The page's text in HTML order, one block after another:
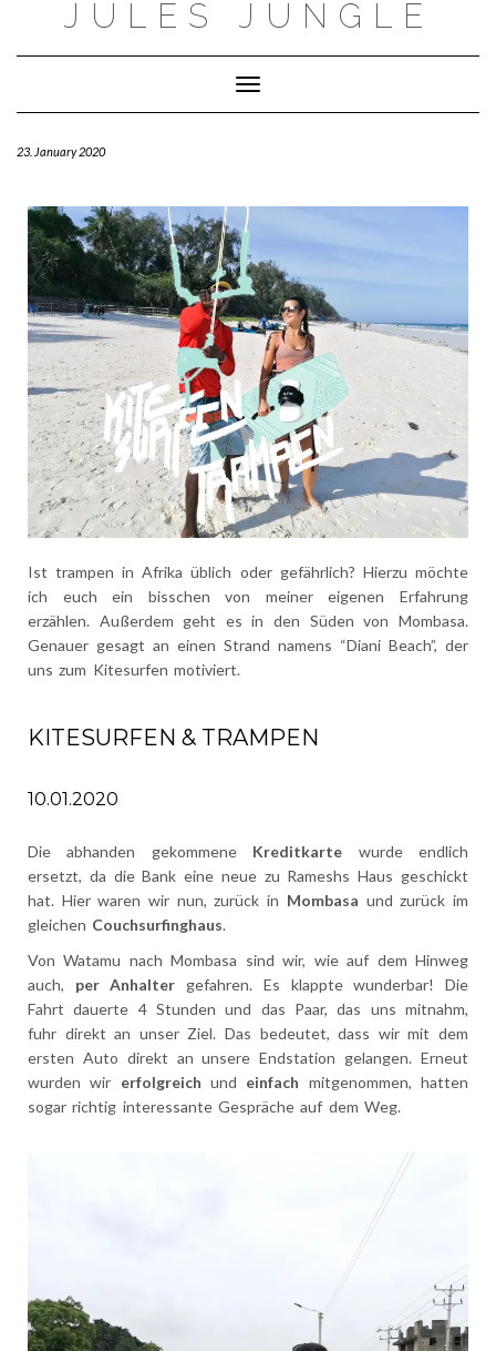
JULES JUNGLE
Toggle Navigation
23. January 2020
Ist trampen in Afrika üblich oder gefährlich? Hierzu möchte
ich euch ein bisschen von meiner eigenen Erfahrung
erzählen. Außerdem geht es in den Süden von Mombasa.
Genauer gesagt an einen Strand namens “Diani Beach”, der
uns zum Kitesurfen motiviert.
KITESURFEN & TRAMPEN
10.01.2020
Die abhanden gekommene Kreditkarte wurde endlich
ersetzt, da die Bank eine neue zu Rameshs Haus geschickt
hat. Hier waren wir nun, zurück in Mombasa und zurück im
gleichen Couchsurfinghaus.
Von Watamu nach Mombasa sind wir, wie auf dem Hinweg
auch, per Anhalter gefahren. Es klappte wunderbar! Die
Fahrt dauerte 4 Stunden und das Paar, das uns mitnahm,
fuhr direkt an unser Ziel. Das bedeutet, dass wir mit dem
ersten Auto direkt an unsere Endstation gelangen. Erneut
wurden wir erfolgreich und einfach mitgenommen, hatten
sogar richtig interessante Gespräche auf dem Weg.